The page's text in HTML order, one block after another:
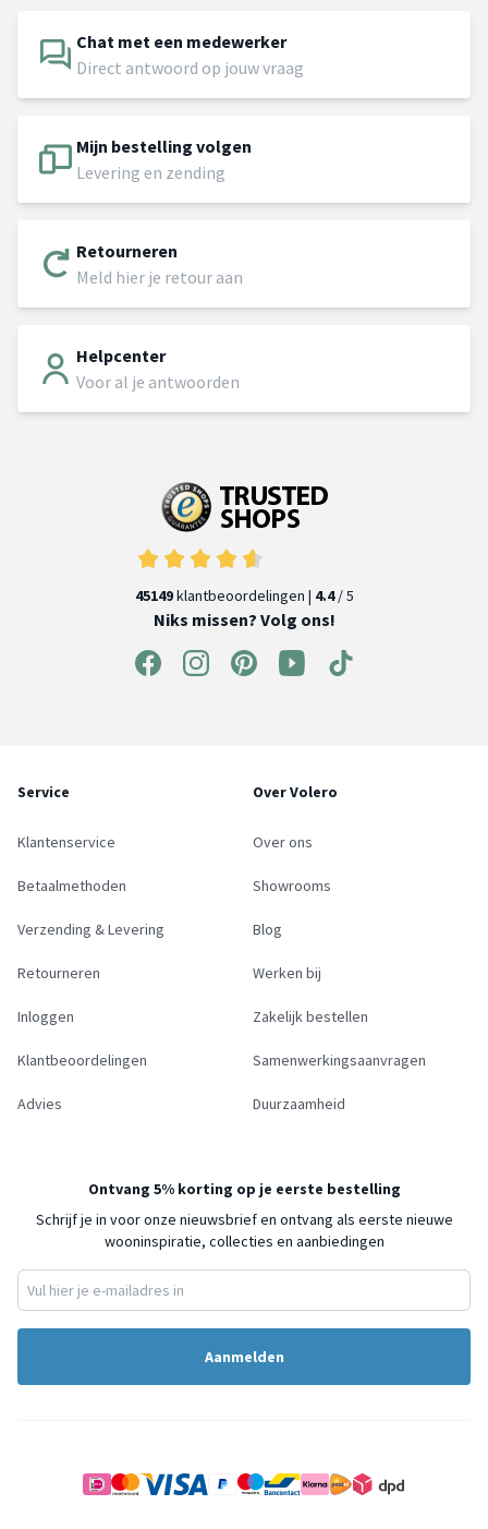
Chat met een medewerker
Direct antwoord op jouw vraag
Mijn bestelling volgen
Levering en zending
Retourneren
Meld hier je retour aan
Helpcenter
Voor al je antwoorden
45149klantbeoordelingen | 4.4/ 5
Niks missen? Volg ons!
Service
Klantenservice
Betaalmethoden
Verzending & Levering
Retourneren
Inloggen
Klantbeoordelingen
Advies
Over Volero
Over ons
Showrooms
Blog
Werken bij
Zakelijk bestellen
Samenwerkingsaanvragen
Duurzaamheid
Ontvang 5% korting op je eerste bestelling
Schrijf je in voor onze nieuwsbrief en ontvang als eerste nieuwe
wooninspiratie, collecties en aanbiedingen
Aanmelden